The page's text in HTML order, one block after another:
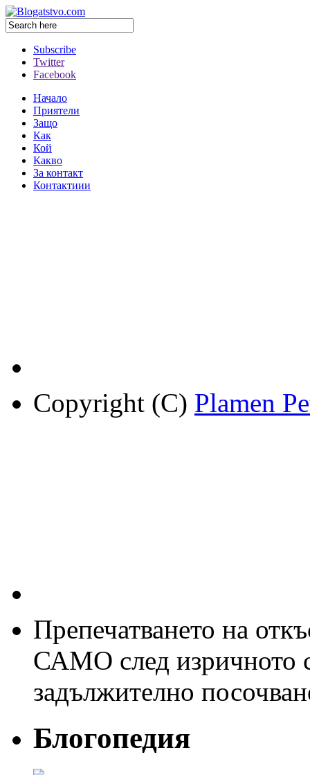
Subscribe
Twitter
Facebook
Начало
Приятели
Защо
Как
Кой
Какво
За контакт
Контактиии
Copyright (C) Plamen
Препечатването на
САМО след изричното
задължително
Блогопедия